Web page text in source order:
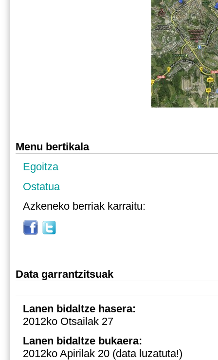
Menu bertikala
Egoitza
Ostatua
Azkeneko berriak karraitu:
Data garrantzitsuak
Lanen bidaltze hasera:
2012ko Otsailak 27
Lanen bidaltze bukaera:
2012ko Apirilak 20 (data luzatuta!)